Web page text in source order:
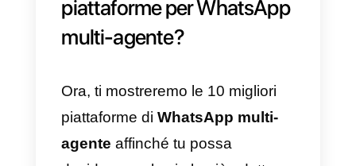
solo se possiedi un grannumero
di richieste, con la conseguente
i tuoi utenti.
3)Infine, devi scegliere una